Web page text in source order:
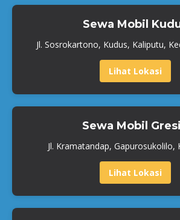
Sewa Mobil
Jl. Sosrokartono, Kudus, Kaliputu,
Lihat Lokasi
Sewa Mobil
Jl. Kramatandap, Gapurosukolilo,
Lihat Lokasi